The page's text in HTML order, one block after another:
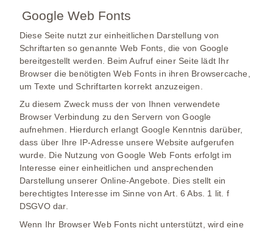
Google Web Fonts
Diese Seite nutzt zur einheitlichen Darstellung von
Schriftarten so genannte Web Fonts, die von Google
bereitgestellt werden. Beim Aufruf einer Seite lädt Ihr
Browser die benötigten Web Fonts in ihren Browsercache,
um Texte und Schriftarten korrekt anzuzeigen.
Zu diesem Zweck muss der von Ihnen verwendete
Browser Verbindung zu den Servern von Google
aufnehmen. Hierdurch erlangt Google Kenntnis darüber,
dass über Ihre IP-Adresse unsere Website aufgerufen
wurde. Die Nutzung von Google Web Fonts erfolgt im
Interesse einer einheitlichen und ansprechenden
Darstellung unserer Online-Angebote. Dies stellt ein
berechtigtes Interesse im Sinne von Art. 6 Abs. 1 lit. f
DSGVO dar.
Wenn Ihr Browser Web Fonts nicht unterstützt, wird eine